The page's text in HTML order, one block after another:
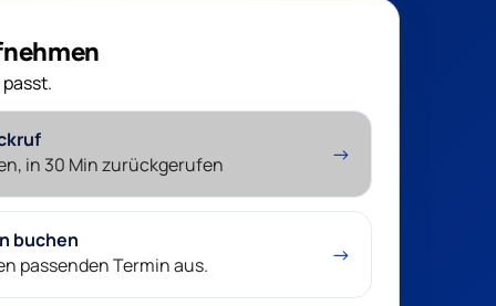
in 30 Min zurückgerufen
→
buchen
passenden Termin aus.
→